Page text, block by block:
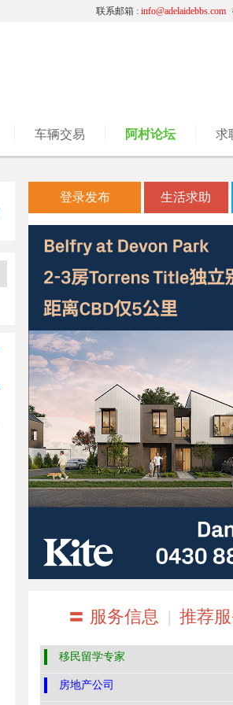
联系邮箱 : info@adelaidebbs.com
车辆交易 阿村论坛 求
登录发布 生活求助
〓 服务信息 | 推荐
移民留学专家
房地产公司